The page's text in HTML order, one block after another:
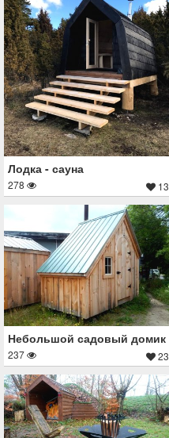
Лодка - сауна
278 13
Небольшой садовый домик
237 23